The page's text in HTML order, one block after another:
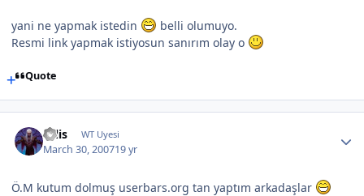
yani ne yapmak istedin
belli olumuyo.
Resmi link yapmak istiyosun sanırım olay o
Quote
calis WT Uyesi
March 30, 200719 yr
Ö.M kutum dolmuş userbars.org tan yaptım arkadaşlar